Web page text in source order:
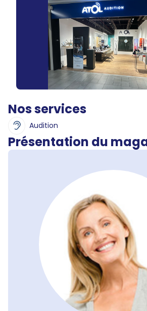
Nos services
Audition
Présentation du